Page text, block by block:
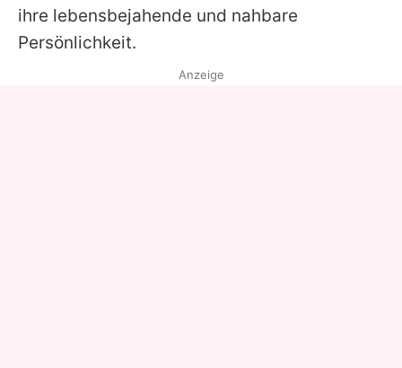
ihre lebensbejahende und nahbare
Persönlichkeit.
Anzeige